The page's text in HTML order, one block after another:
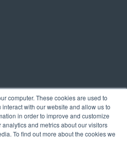
computer. These cookies are used to
with our website and allow us to
in order to improve and customize
and metrics about our visitors
To find out more about the cookies we